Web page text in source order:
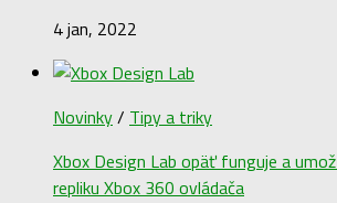
4 jan, 2022
Novinky/ Tipy a triky
Xbox Design Lab opäť funguje a
repliku Xbox 360 ovládača